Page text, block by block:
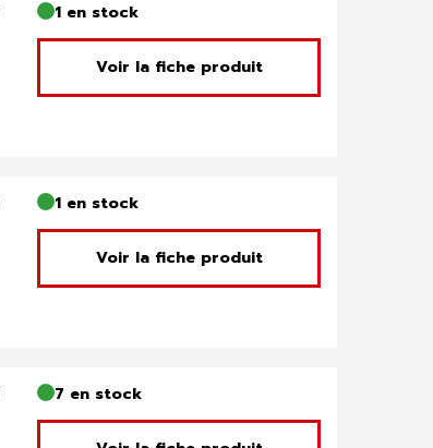
1 en stock
Voir la fiche produit
1 en stock
Voir la fiche produit
7 en stock